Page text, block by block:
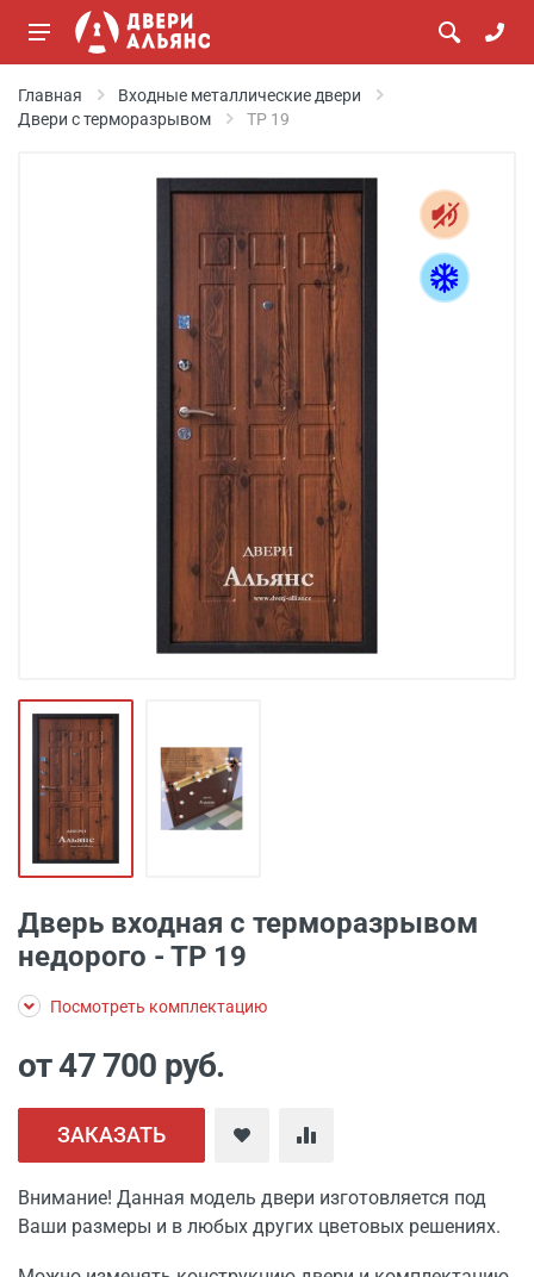
Главная
Входные металлические двери
Двери с терморазрывом
ТР 19
Дверь входная с терморазрывом
недорого - ТР 19
Посмотреть комплектацию
от 47 700 руб.
ЗАКАЗАТЬ
Внимание! Данная модель двери изготовляется под
Ваши размеры и в любых других цветовых решениях.